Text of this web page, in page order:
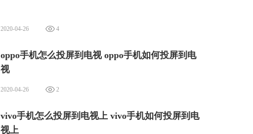
2020-04-26 4
oppo手机怎么投屏到电视 oppo手机如何投屏到电
视
2020-04-26 2
vivo手机怎么投屏到电视上 vivo手机如何投屏到电
视上